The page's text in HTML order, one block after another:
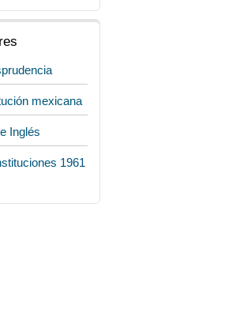
mexicana
Inglés
1961